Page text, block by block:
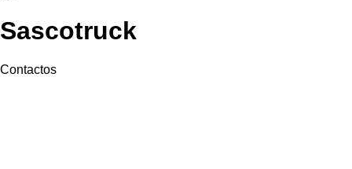
Sascotruck
Contactos